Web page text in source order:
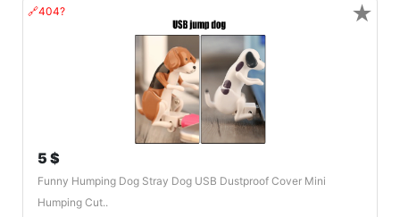
🔗404?
5 $
Funny Humping Dog Stray Dog USB Dustproof Cover Mini
Humping Cut..
★